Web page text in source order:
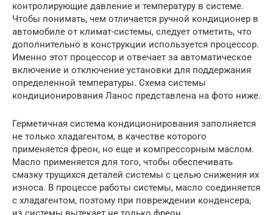
контролирующие давление и температуру в системе.
Чтобы понимать, чем отличается ручной кондиционер в
автомобиле от климат-системы, следует отметить, что
дополнительно в конструкции используется процессор.
Именно этот процессор и отвечает за автоматическое
включение и отключение установки для поддержания
определенной температуры. Схема системы
кондиционирования Ланос представлена на фото ниже.
Герметичная система кондиционирования заполняется
не только хладагентом, в качестве которого
применяется фреон, но еще и компрессорным маслом.
Масло применяется для того, чтобы обеспечивать
смазку трущихся деталей системы с целью снижения их
износа. В процессе работы системы, масло соединяется
с хладагентом, поэтому при повреждении конденсера,